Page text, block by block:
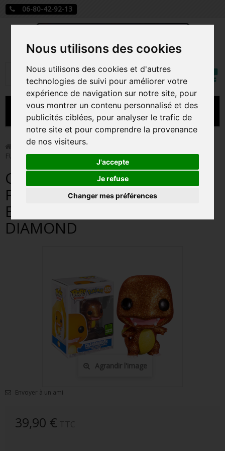
Nous utilisons des cookies
Nous utilisons des cookies et d'autres
technologies de suivi pour améliorer votre
expérience de navigation sur notre site, pour
vous montrer un contenu personnalisé et des
publicités ciblées, pour analyser le trafic de
notre site et pour comprendre la provenance
de nos visiteurs.
J'accepte
Je refuse
Changer mes préférences
06-80-42-92-13
Rechercher
Mon
MENU
CARTE A JOUER
PRÉCOMMANDE FIGURINES POP
FIGURINES POP MANGA
FIGURINES POP DISNEY
FIGURINES POP MARVEL
FIGURINES POP AUTRES FILMS
FIGURINES POP SPORTS
FIGURINES POP ANIME
FIGURINES POP HARRY POTTER
FIGURINES POP SEIGNEUR DES ANNEAUX
FIGURINES POP DC COMICS
Funko Pop! > CHARMANDER / POKEMON / FIGURINE
FUNKO POP / EXCLUSIVE ECCC 2021 / DIAMOND
CHARMANDER / POKEMON /
FIGURINE FUNKO POP /
EXCLUSIVE ECCC 2021 /
DIAMOND
Agrandir l'image
Envoyer à un ami
39,90 €